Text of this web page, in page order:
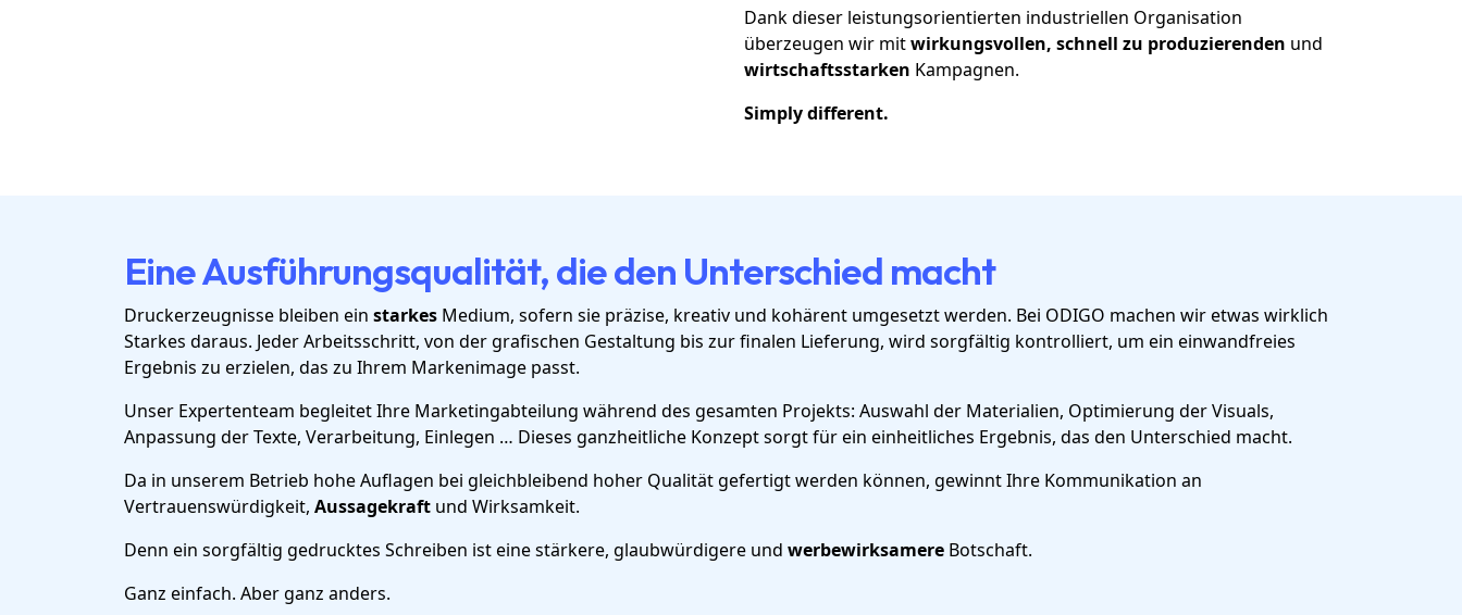
Dank dieser leistungsorientierten industriellen Organisation
überzeugen wir mitwirkungsvollen, schnell zu produzierenden und
wirtschaftsstarken Kampagnen.
Simply different.
Eine Ausführungsqualität, die den Unterschied macht
Druckerzeugnisse bleiben ein starkes Medium, sofern sie präzise, kreativ und kohärent umgesetzt werden. Bei ODIGO machen wir etwas wirklich
Starkes daraus. Jeder Arbeitsschritt, von der grafischen Gestaltung bis zur finalen Lieferung, wird sorgfältig kontrolliert, um ein einwandfreies
Ergebnis zu erzielen, das zu Ihrem Markenimage passt.
Unser Expertenteam begleitet Ihre Marketingabteilung während des gesamten Projekts: Auswahl der Materialien, Optimierung der Visuals,
Anpassung der Texte, Verarbeitung, Einlegen … Dieses ganzheitliche Konzept sorgt für ein einheitliches Ergebnis, das den Unterschied macht.
Da in unserem Betrieb hohe Auflagen bei gleichbleibend hoher Qualität gefertigt werden können, gewinnt Ihre Kommunikation an
Vertrauenswürdigkeit, Aussagekraft und Wirksamkeit.
Denn ein sorgfältig gedrucktes Schreiben ist eine stärkere, glaubwürdigere und werbewirksamere Botschaft.
Ganz einfach. Aber ganz anders.